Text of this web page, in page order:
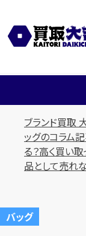
全国2200店舗以
吉」
ブランド買取
ッグのコラム
る？高く買い
品として売れ
バッグ